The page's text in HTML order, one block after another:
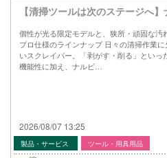
【清掃ツールは次のステージへ
個性が光る限定モデルと、狭所・頑固な汚
プロ仕様のラインナップ 日々の清掃作業に
いスクレイパー。「剥がす・削る」といっ
機能性に加え、ナルビ…
2026/08/07 13:25
製品・サービス ツール・用具用品